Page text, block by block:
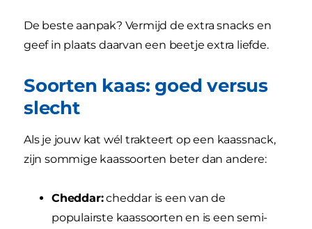
De beste aanpak? Vermijd de extra snacks en
geef in plaats daarvan een beetje extra liefde.
Soorten kaas: goed versus
slecht
Als je jouw kat wél trakteert op een kaassnack,
zijn sommige kaassoorten beter dan andere:
Cheddar:cheddar is een van de
populairste kaassoorten en is een semi-